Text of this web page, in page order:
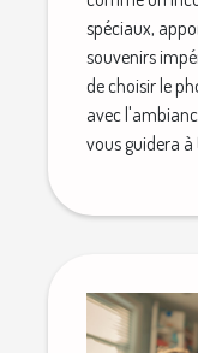
spéciaux,
souvenirs
de choisir le
avec
vous guidera à